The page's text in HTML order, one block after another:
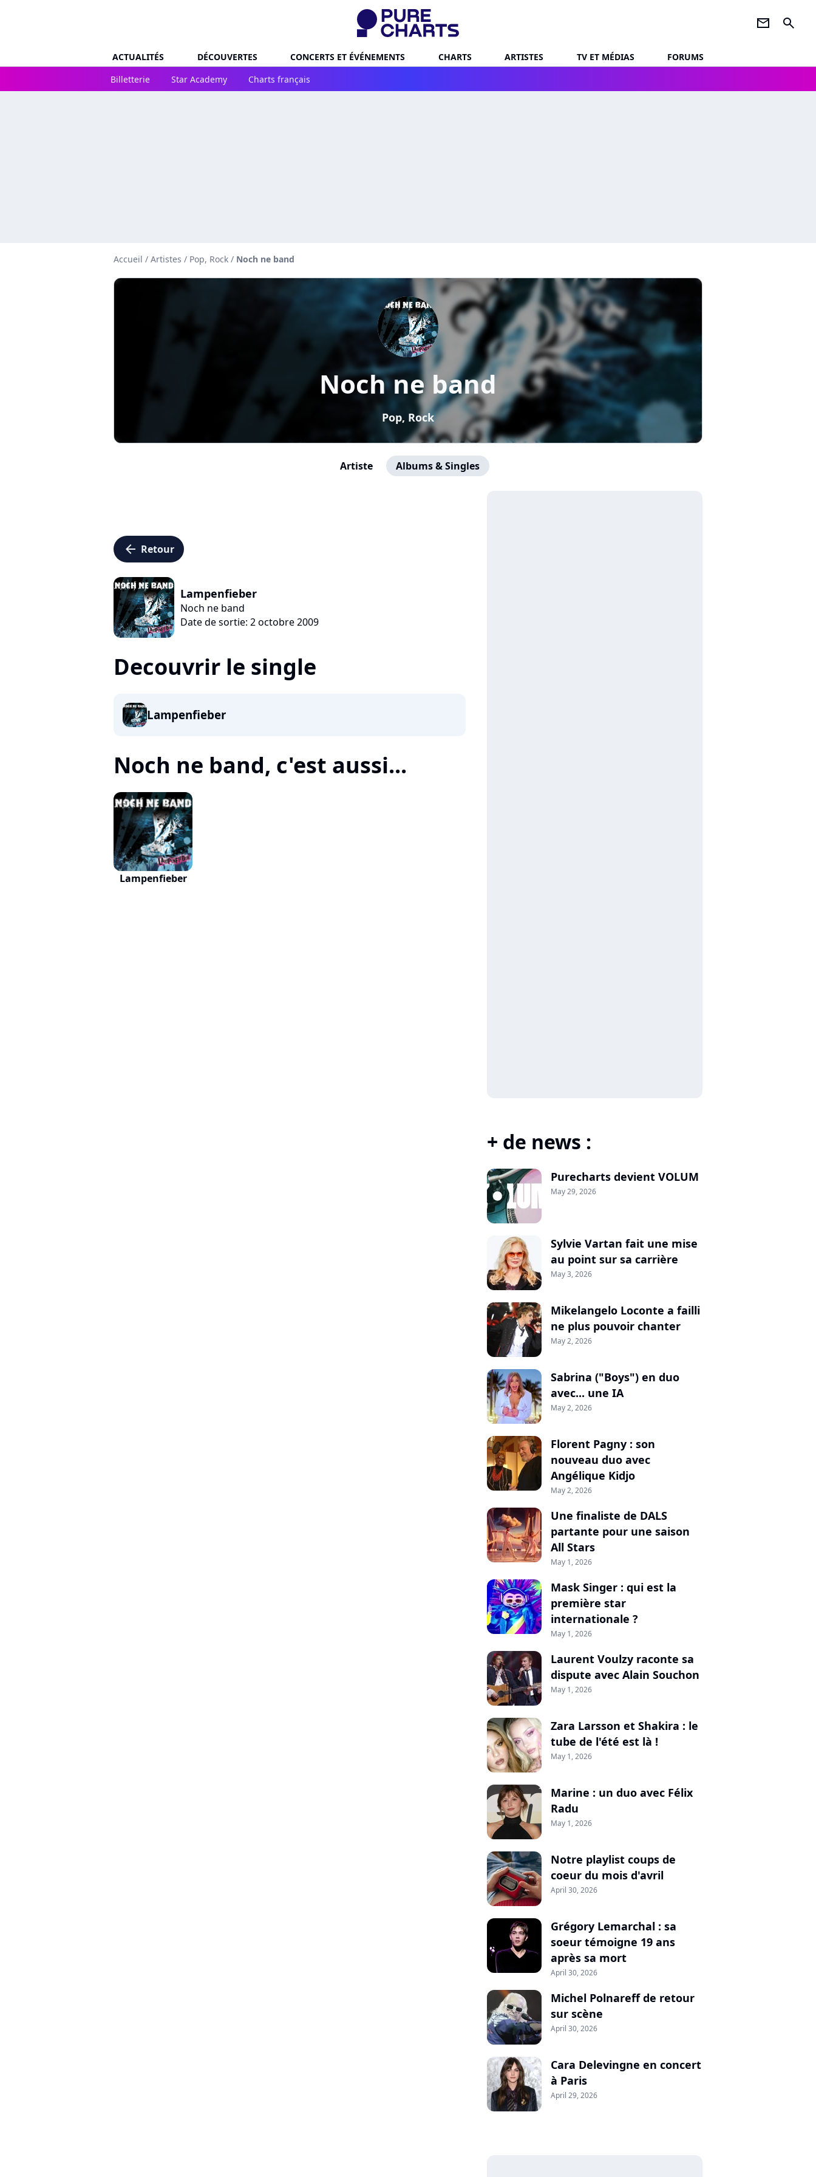
newsletter search
ACTUALITÉS DÉCOUVERTES CONCERTS ET ÉVÉNEMENTS CHARTS ARTISTES TV ET MÉDIAS
FORUMS
Billetterie
Star Academy Charts français
Accueil / Artistes / Pop, Rock / Noch ne band
Noch ne band
Pop, Rock
Artiste Albums & Singles
arrow_left Retour
Lampenfieber
Noch ne band
Date de sortie: 2 octobre 2009
Decouvrir le single
Lampenfieber
Noch ne band, c'est aussi...
Lampenfieber
+ de news :
Purecharts devient VOLUM
May 29, 2026
Sylvie Vartan fait une mise
au point sur sa carrière
May 3, 2026
Mikelangelo Loconte a failli
ne plus pouvoir chanter
May 2, 2026
Sabrina ("Boys") en duo
avec... une IA
May 2, 2026
Florent Pagny : son
nouveau duo avec
Angélique Kidjo
May 2, 2026
Une finaliste de DALS
partante pour une saison
All Stars
May 1, 2026
Mask Singer : qui est la
première star
internationale ?
May 1, 2026
Laurent Voulzy raconte sa
dispute avec Alain Souchon
May 1, 2026
Zara Larsson et Shakira : le
tube de l'été est là !
May 1, 2026
Marine : un duo avec Félix
Radu
May 1, 2026
Notre playlist coups de
coeur du mois d'avril
April 30, 2026
Grégory Lemarchal : sa
soeur témoigne 19 ans
après sa mort
April 30, 2026
Michel Polnareff de retour
sur scène
April 30, 2026
Cara Delevingne en concert
à Paris
April 29, 2026